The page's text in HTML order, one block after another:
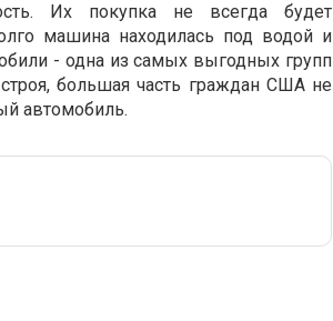
Их покупка не всегда будет
машина находилась под водой и
- одна из самых выгодных групп
большая часть граждан США не
автомобиль.